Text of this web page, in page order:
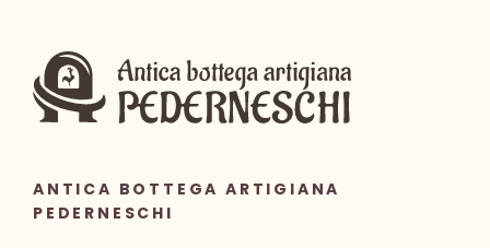
ANTICA BOTTEGA ARTIGIANA
PEDERNESCHI